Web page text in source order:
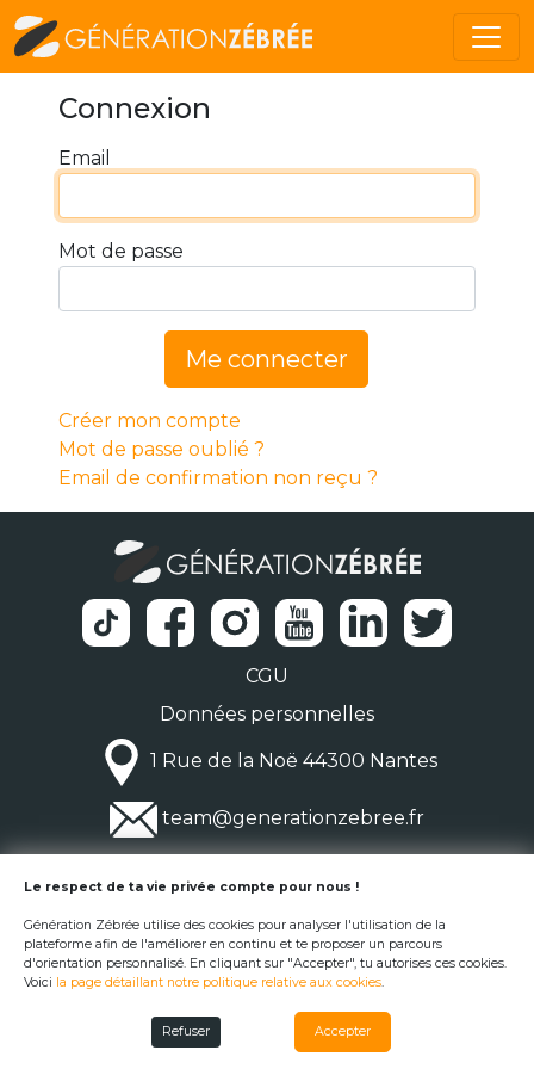
Connexion
Email
Mot de passe
Me connecter
Créer mon compte
Mot de passe oublié ?
Email de confirmation non reçu ?
CGU
Données personnelles
1 Rue de la Noë 44300 Nantes
team@generationzebree.fr
© Génération Zébrée 2026
Le respect de ta vie privée compte pour nous !
Génération Zébrée utilise des cookies pour analyser l'utilisation de la
plateforme afin de l'améliorer en continu et te proposer un parcours
d'orientation personnalisé. En cliquant sur "Accepter", tu autorises ces cookies.
Voici la page détaillant notre politique relative aux cookies.
Refuser Accepter